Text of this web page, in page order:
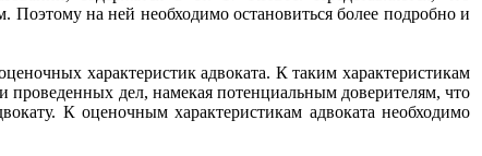
на ней необходимо остановиться более подробно и
характеристик адвоката. К таким характеристикам
дел, намекая потенциальным доверителям, что
К оценочным характеристикам адвоката необходимо